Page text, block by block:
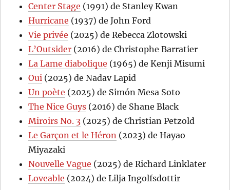
Center Stage (1991) de Stanley Kwan
Hurricane (1937) de John Ford
Vie privée (2025) de Rebecca Zlotowski
L’Outsider (2016) de Christophe Barratier
La Lame diabolique (1965) de Kenji Misumi
Oui (2025) de Nadav Lapid
Un poète (2025) de Simón Mesa Soto
The Nice Guys (2016) de Shane Black
Miroirs No. 3 (2025) de Christian Petzold
Le Garçon et le Héron (2023) de Hayao
Miyazaki
Nouvelle Vague (2025) de Richard Linklater
Loveable (2024) de Lilja Ingolfsdottir